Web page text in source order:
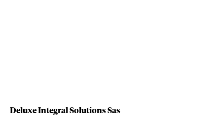
Deluxe Integral Solutions Sas